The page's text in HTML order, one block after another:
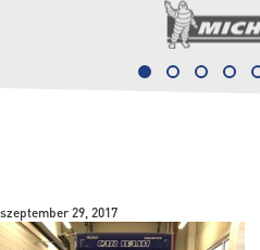
szeptember 29, 2017